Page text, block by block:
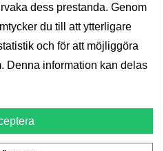
till din Ford Tourneo /
anpassa
vilket gör att du alltid har
du takräcke till
Transit Courier
dess prestanda. Genom
du till att ytterligare
och för att möjliggöra
Denna information kan delas